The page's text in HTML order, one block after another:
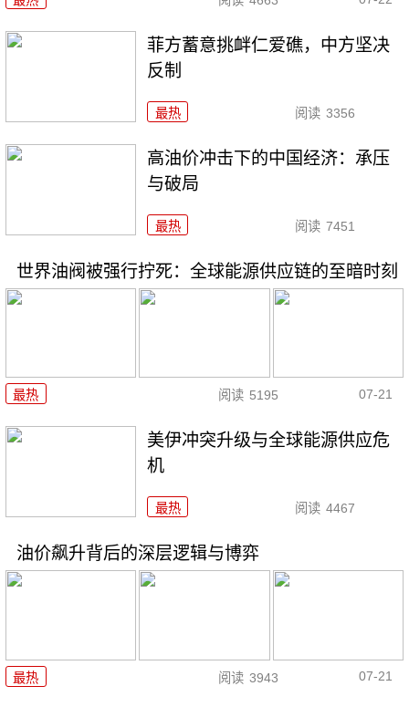
菲方蓄意挑衅仁爱礁，中方坚决
反制
最热 阅读 3356
高油价冲击下的中国经济：承压
与破局
最热 阅读 7451
世界油阀被强行拧死：全球能源供应链的至暗时刻
最热 阅读 5195 07-21
美伊冲突升级与全球能源供应危
机
最热 阅读 4467
油价飙升背后的深层逻辑与博弈
最热 阅读 3943 07-21